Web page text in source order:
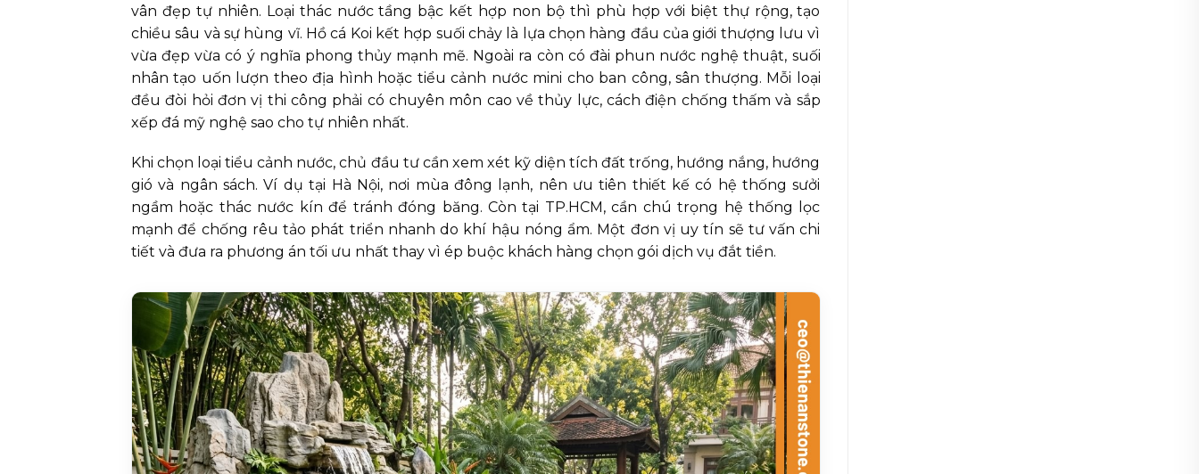
vân đẹp tự nhiên. Loại thác nước tầng bậc kết hợp non bộ thì phù hợp với biệt thự rộng, tạo
chiều sâu và sự hùng vĩ. Hồ cá Koi kết hợp suối chảy là lựa chọn hàng đầu của giới thượng lưu vì
vừa đẹp vừa có ý nghĩa phong thủy mạnh mẽ. Ngoài ra còn có đài phun nước nghệ thuật, suối
nhân tạo uốn lượn theo địa hình hoặc tiểu cảnh nước mini cho ban công, sân thượng. Mỗi loại
đều đòi hỏi đơn vị thi công phải có chuyên môn cao về thủy lực, cách điện chống thấm và sắp
xếp đá mỹ nghệ sao cho tự nhiên nhất.
Khi chọn loại tiểu cảnh nước, chủ đầu tư cần xem xét kỹ diện tích đất trống, hướng nắng, hướng
gió và ngân sách. Ví dụ tại Hà Nội, nơi mùa đông lạnh, nên ưu tiên thiết kế có hệ thống sưởi
ngầm hoặc thác nước kín để tránh đóng băng. Còn tại TP.HCM, cần chú trọng hệ thống lọc
mạnh để chống rêu tảo phát triển nhanh do khí hậu nóng ẩm. Một đơn vị uy tín sẽ tư vấn chi
tiết và đưa ra phương án tối ưu nhất thay vì ép buộc khách hàng chọn gói dịch vụ đắt tiền.